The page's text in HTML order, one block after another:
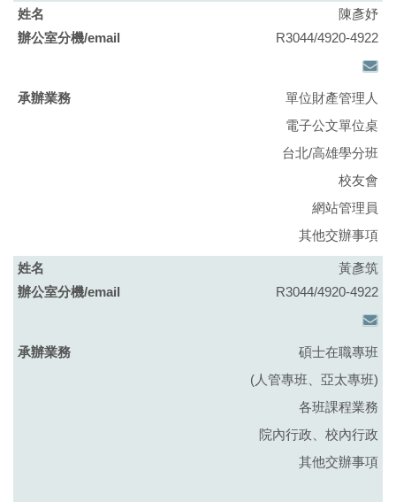
陳彥妤
R3044/4920-4922
單位財產管理人
電子公文單位桌
台北/高雄學分班
校友會
網站管理員
其他交辦事項
黃彥筑
R3044/4920-4922
碩士在職專班
(人管專班、亞太專班)
各班課程業務
院內行政、校內行政
其他交辦事項